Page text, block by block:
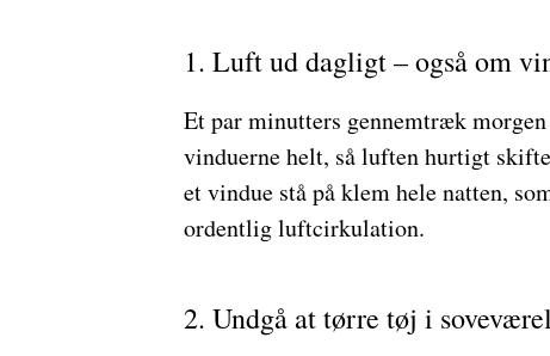
1. Luft ud dagligt – også om
Et par minutters gennemtræk
vinduerne helt, så luften hurtigt
et vindue stå på klem hele natten,
ordentlig luftcirkulation.
2. Undgå at tørre tøj i